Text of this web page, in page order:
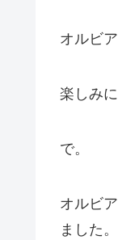
オルビ
楽しみ
で。
オルビ
ました。